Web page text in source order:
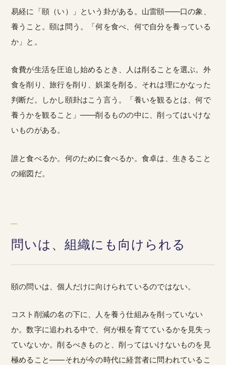
易経に「頤（い）」という卦がある。山雷頤——口の象、
養うこと。頤は問う。「何を食べ、何で自分を養っている
か」と。
食費が生活を圧迫し始めるとき、人は削ることを選ぶ。外
食を削り、旅行を削り、娯楽を削る。それは理にかなった
判断だ。しかし頤卦はこう言う。「養いを観るとは、何で
養うかを観ること」——削るものの中に、削ってはいけな
いものがある。
誰と食べるか。何のために食べるか。食卓は、生きること
の縮図だ。
問いは、組織にも向けられる
頤の問いは、個人だけに向けられているのではない。
コスト削減の名の下に、人を養う仕組みを削っていない
か。数字に追われる中で、何が根を育てているかを見失っ
ていないか。削るべきものと、削ってはいけないものを見
極めること——それが今の時代に経営者に問われているこ